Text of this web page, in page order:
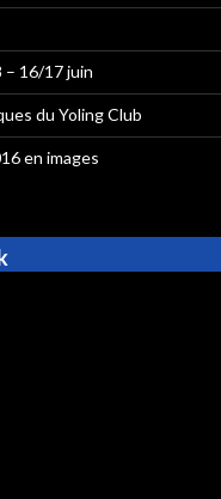
– 16/17 juin
du Yoling Club
en images